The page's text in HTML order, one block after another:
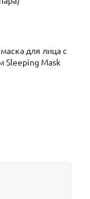
для лица с
Sleeping Mask